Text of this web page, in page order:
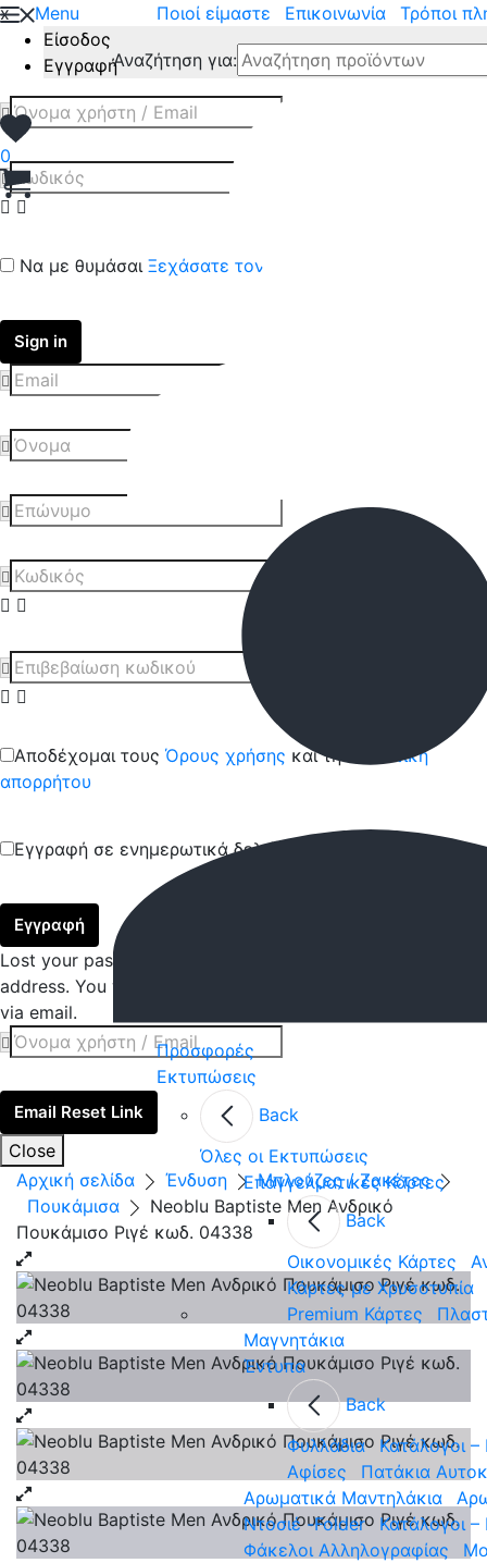
Menu
0
Ποιοί είμαστε Επικοινωνία Τρόποι
Αναζήτηση για:
Προσφορές
Εκτυπώσεις
Back
Όλες οι Εκτυπώσεις
Επαγγελματικές Κάρτες
Back
Οικονομικές Κάρτες
Κάρτες με Χρυσοτυπία
Premium Κάρτες
Μαγνητάκια
Έντυπα
Back
Φυλλάδια
Κατάλογοι –
Αφίσες
Πατάκια
Αρωματικά Μαντηλάκια
Ντοσιέ -Folder
Κατάλογοι
Φάκελοι Αλληλογραφίας
x
Είσοδος
Εγγραφή
Να με θυμάσαι Ξεχάσατε τον κωδικό;
Sign in
Αποδέχομαι τους Όρους χρήσης και την
Πολιτική
απορρήτου
Εγγραφή σε ενημερωτικά δελτία
Εγγραφή
Lost your password? Please enter your username or email
address. You will receive a link to create a new password
via email.
Email Reset Link
Close
Αρχική σελίδα
Ένδυση
Μπλούζες / Ζακέτες
Πουκάμισα
Neoblu Baptiste Men Ανδρικό
Πουκάμισο Ριγέ κωδ. 04338